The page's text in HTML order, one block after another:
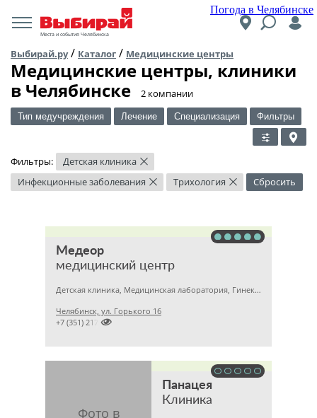
Погода в Челябинске
Места и события Челябинска
Выбирай.ру/ Каталог / Медицинские центры
Медицинские центры, клиники
в Челябинске
​2 компании
Тип медучреждения Лечение Специализация Фильтры
Фильтры: Детская клиника ×
Инфекционные заболевания × Трихология × Сбросить
Медеор
медицинский центр
Детская клиника, Медицинская лаборатория, Гинекология
Челябинск, ул. Горького 16

+7 (351) 2172376
Панацея
Клиника